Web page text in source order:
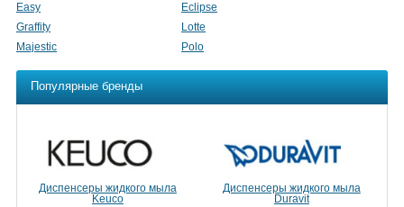
Easy
Eclipse
Graffity
Lotte
Majestic
Polo
Популярные бренды
Диспенсеры жидкого мыла
Keuco
Диспенсеры жидкого мыла
Duravit